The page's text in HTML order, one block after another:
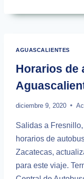
AGUASCALIENTES
Horarios de
diciembre 9, 2020
Salidas a
horarios de
Zacatecas,
para este viaje.